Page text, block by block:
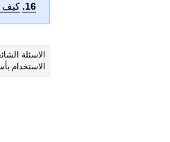
16. كيف
الاسئلة
الاستخدام